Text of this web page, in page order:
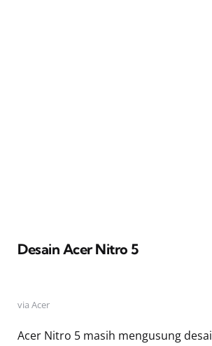
Desain Acer Nitro 5
via Acer
Acer Nitro 5 masih mengusung